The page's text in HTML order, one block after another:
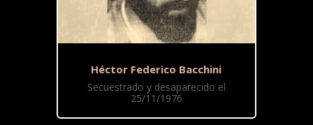
Héctor Federico Bacchini
Secuestrado y desaparecido el
25/11/1976